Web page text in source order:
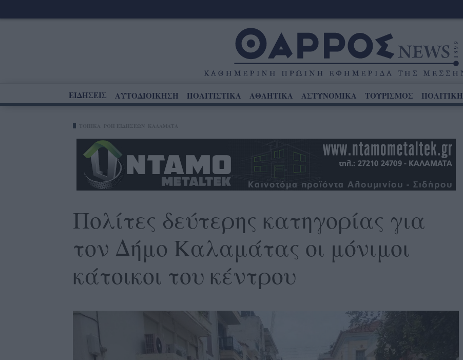
ΕΙΔΗΣΕΙΣ ΑΥΤΟΔΙΟΙΚΗΣΗ ΠΟΛΙΤΙΣΤΙΚΑ ΑΘΛΗΤΙΚΑ ΑΣΤΥΝΟΜΙΚΑ ΤΟΥΡΙΣΜΟΣ ΠΟΛΙΤΙΚΗ
Πολίτες δεύτερης κατηγορίας για
τον Δήμο Καλαμάτας οι μόνιμοι
κάτοικοι του κέντρου